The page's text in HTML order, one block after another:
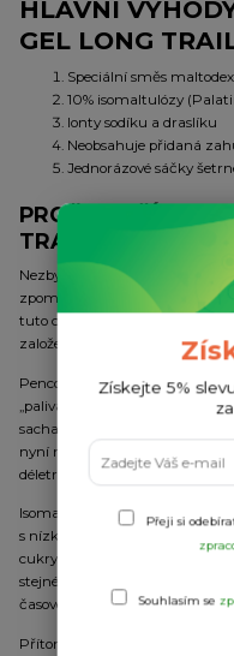
HLAVNÍ
GEL LONG
Speciální směs
10% isomaltulózy
Ionty sodíku a draslíku
Neobsahuje přidaná
Jednorázové sáčky
PROČ POUŽÍVAT
TRAIL 35g?
Nezbytnou podmínkou pro
zpomalení úbytku
tuto chvíli je tu Penco®
založený na kombinaci
Penco® ENERGY GEL LONG
„paliva“ před a během výkonu.
sacharidů (maltodextrinů) a
nyní nově i Palatinosu pro
déletrvajících sportovních
Isomaltulosa Palatinose TM
s nízkým glykemickým
cukry bez výrazného zvýšení
stejné množství energie jako
časovém intervalu.
Přítomné ionty Na+ (sodíku) a
Získejte 5%
Přeji si
Souhlasím se